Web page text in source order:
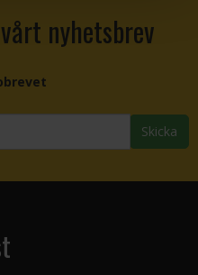
nyhetsbrev
Skicka